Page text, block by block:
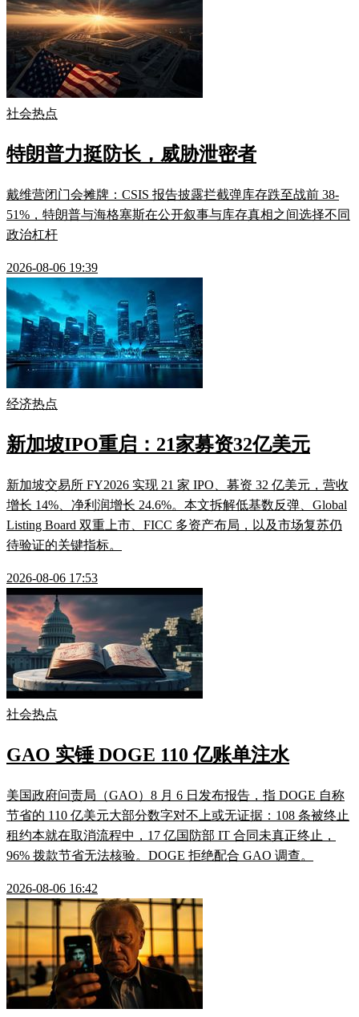
社会热点
特朗普力挺防长，威胁泄密者
戴维营闭门会摊牌：CSIS 报告披露拦截弹库存跌至战前 38-
51%，特朗普与海格塞斯在公开叙事与库存真相之间选择不同
政治杠杆
2026-08-06 19:39
经济热点
新加坡IPO重启：21家募资32亿美元
新加坡交易所 FY2026 实现 21 家 IPO、募资 32 亿美元，营收
增长 14%、净利润增长 24.6%。本文拆解低基数反弹、Global
Listing Board 双重上市、FICC 多资产布局，以及市场复苏仍
待验证的关键指标。
2026-08-06 17:53
社会热点
GAO 实锤 DOGE 110 亿账单注水
美国政府问责局（GAO）8 月 6 日发布报告，指 DOGE 自称
节省的 110 亿美元大部分数字对不上或无证据：108 条被终止
租约本就在取消流程中，17 亿国防部 IT 合同未真正终止，
96% 拨款节省无法核验。DOGE 拒绝配合 GAO 调查。
2026-08-06 16:42